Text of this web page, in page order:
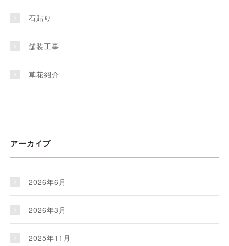
石貼り
舗装工事
草花紹介
アーカイブ
2026年6月
2026年3月
2025年11月